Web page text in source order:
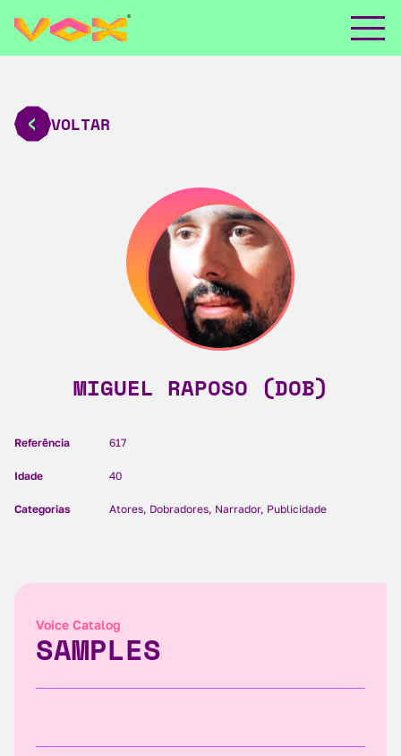
VOLTAR
MIGUEL RAPOSO (DOB)
Referência 617
Idade 40
Categorias Atores, Dobradores, Narrador, Publicidade
Voice Catalog
SAMPLES